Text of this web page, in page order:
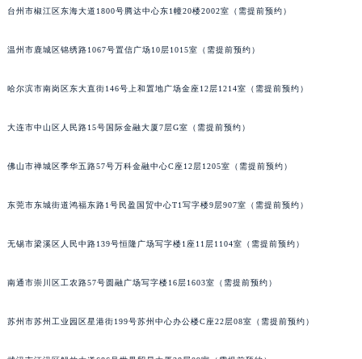
台州市椒江区东海大道1800号腾达中心东1幢20楼2002室（需提前预约）
温州市鹿城区锦绣路1067号置信广场10层1015室（需提前预约）
哈尔滨市南岗区东大直街146号上和置地广场金座12层1214室（需提前预约）
大连市中山区人民路15号国际金融大厦7层G室（需提前预约）
佛山市禅城区季华五路57号万科金融中心C座12层1205室（需提前预约）
东莞市东城街道鸿福东路1号民盈国贸中心T1写字楼9层907室（需提前预约）
无锡市梁溪区人民中路139号恒隆广场写字楼1座11层1104室（需提前预约）
南通市崇川区工农路57号圆融广场写字楼16层1603室（需提前预约）
苏州市苏州工业园区星港街199号苏州中心办公楼C座22层08室（需提前预约）